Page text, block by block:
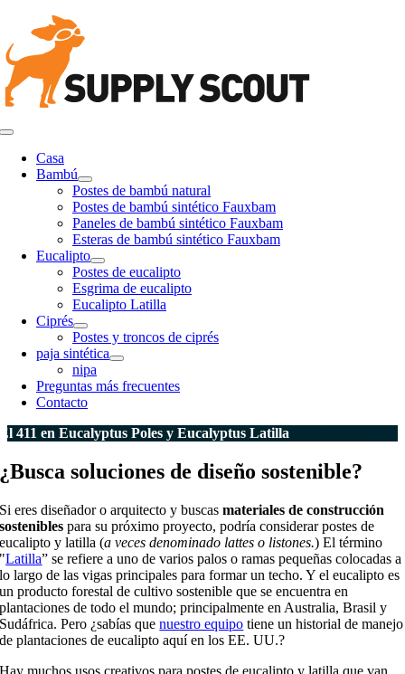
contenido
Navegación
palancaCasa
Bambú
Postes de bambú natural
Postes de bambú sintético Fauxbam
Paneles de bambú sintético Fauxbam
Esteras de bambú sintético Fauxbam
Eucalipto
Postes de eucalipto
Esgrima de eucalipto
Eucalipto Latilla
Ciprés
Postes y troncos de ciprés
paja sintética
nipa
Preguntas más frecuentes
Contacto
El 411 en Eucalyptus Poles y Eucalyptus Latilla
¿Busca soluciones de diseño sostenible?
Si eres diseñador o arquitecto y buscas materiales de construcción
sostenibles para su próximo proyecto, podría considerar postes de
eucalipto y latilla (a veces denominado lattes o listones.) El término
"Latilla” se refiere a uno de varios palos o ramas pequeñas colocadas a
lo largo de las vigas principales para formar un techo. Y el eucalipto es
un producto forestal de cultivo sostenible que se encuentra en
plantaciones de todo el mundo; principalmente en Australia, Brasil y
Sudáfrica. Pero ¿sabías quenuestro equipo tiene un historial de manejo
de plantaciones de eucalipto aquí en los EE. UU.?
Hay muchos usos creativos para postes de eucalipto y latilla que van